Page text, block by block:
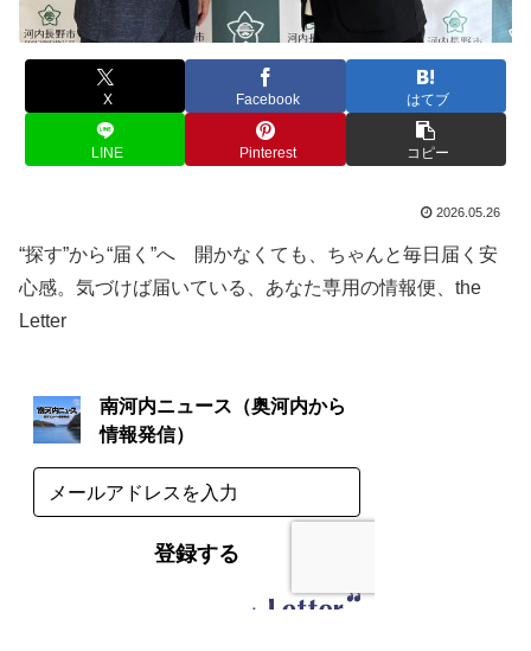
X Facebook はてブ
LINE Pinterest コピー
2026.05.26
“探す”から“届く”へ 開かなくても、ちゃんと毎日届く安
心感。気づけば届いている、あなた専用の情報便、the
Letter